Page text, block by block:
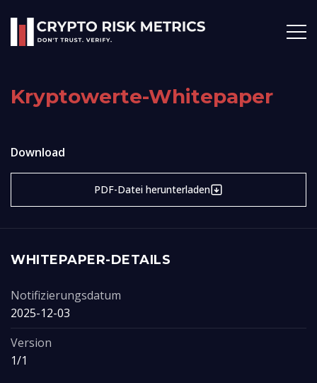
Kryptowerte-Whitepaper
Download
PDF-Datei herunterladen
WHITEPAPER-DETAILS
Notifizierungsdatum
2025-12-03
Version
1/1